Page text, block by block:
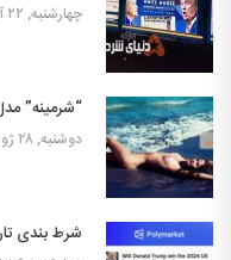
چهارشنبه, ۲۲ آوریل ۲۰۲۰
“شرمینه”
دوشنبه, ۲۸ ژوئن ۲۰۲۱
شرط بندی